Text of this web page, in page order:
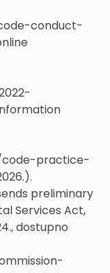
conduct-
code-practice-
preliminary
Services Act,
dostupno